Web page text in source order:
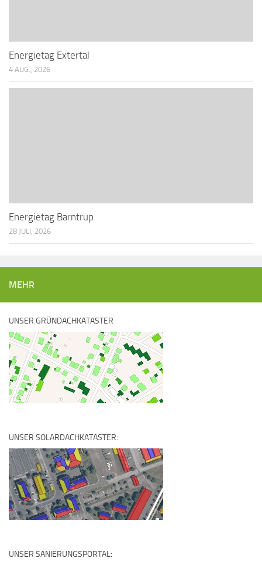
Energietag Extertal
4 AUG., 2026
Energietag Barntrup
28 JULI, 2026
MEHR
UNSER GRÜNDACHKATASTER
UNSER SOLARDACHKATASTER:
UNSER SANIERUNGSPORTAL: